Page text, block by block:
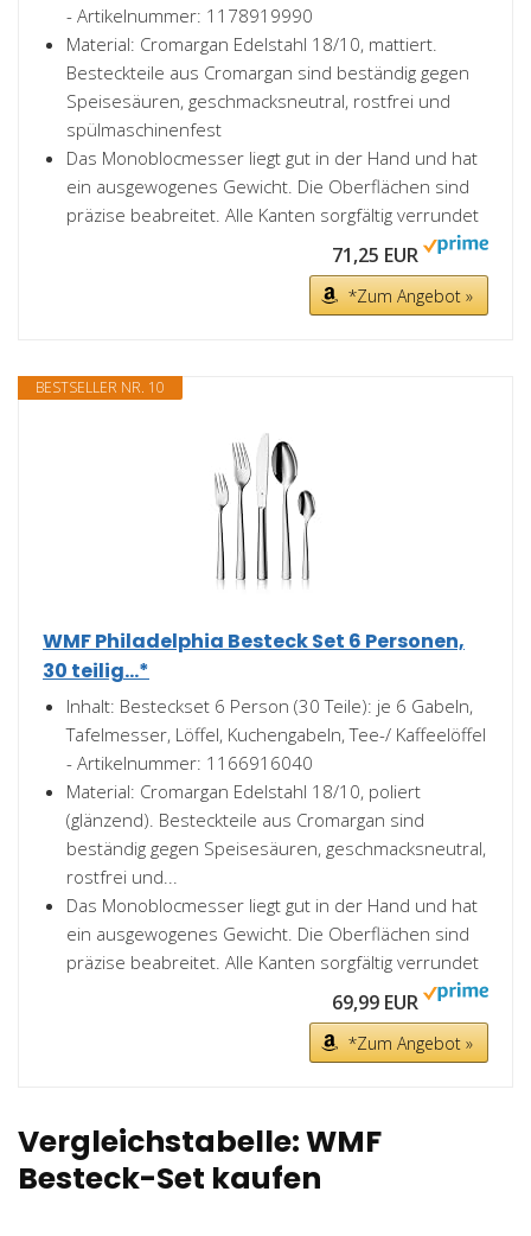
- Artikelnummer: 1178919990
Material: Cromargan Edelstahl 18/10, mattiert.
Besteckteile aus Cromargan sind beständig gegen
Speisesäuren, geschmacksneutral, rostfrei und
spülmaschinenfest
Das Monoblocmesser liegt gut in der Hand und hat
ein ausgewogenes Gewicht. Die Oberflächen sind
präzise beabreitet. Alle Kanten sorgfältig verrundet
71,25 EUR
*Zum Angebot »
BESTSELLER NR. 10
WMF Philadelphia Besteck Set 6 Personen,
30 teilig...*
Inhalt: Besteckset 6 Person (30 Teile): je 6 Gabeln,
Tafelmesser, Löffel, Kuchengabeln, Tee-/ Kaffeelöffel
- Artikelnummer: 1166916040
Material: Cromargan Edelstahl 18/10, poliert
(glänzend). Besteckteile aus Cromargan sind
beständig gegen Speisesäuren, geschmacksneutral,
rostfrei und...
Das Monoblocmesser liegt gut in der Hand und hat
ein ausgewogenes Gewicht. Die Oberflächen sind
präzise beabreitet. Alle Kanten sorgfältig verrundet
69,99 EUR
*Zum Angebot »
Vergleichstabelle: WMF
Besteck-Set kaufen